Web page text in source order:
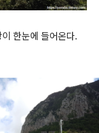
한눈에 들어온다.